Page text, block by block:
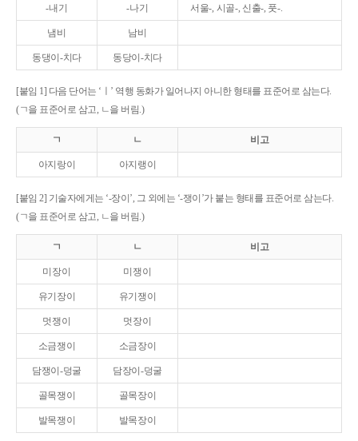
-내기 -나기 서울-, 시골-, 신출-, 풋-.
냄비 남비
동댕이-치다 동당이-치다
[붙임 1] 다음 단어는 ‘ㅣ’ 역행 동화가 일어나지 아니한 형태를 표준어로 삼는다.
(ㄱ을 표준어로 삼고, ㄴ을 버림.)
ㄱ ㄴ 비고
아지랑이 아지랭이
[붙임 2] 기술자에게는 ‘-장이’, 그 외에는 ‘-쟁이’가 붙는 형태를 표준어로 삼는다.
(ㄱ을 표준어로 삼고, ㄴ을 버림.)
ㄱ ㄴ 비고
미장이 미쟁이
유기장이 유기쟁이
멋쟁이 멋장이
소금쟁이 소금장이
담쟁이-덩굴 담장이-덩굴
골목쟁이 골목장이
발목쟁이 발목장이